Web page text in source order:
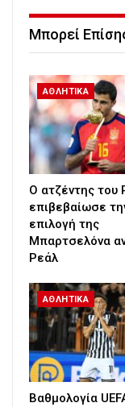
Μπορεί
ΑΘΛΗΤΙΚΑ
Ο ατζέντης του
επιβεβαίωσε
επιλογή της
Μπαρτσελόνα
Ρεάλ
ΑΘΛΗΤΙΚΑ
Βαθμολογία